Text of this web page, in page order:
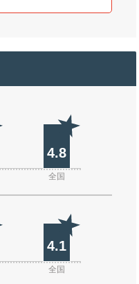
4.8
全国
4.1
全国